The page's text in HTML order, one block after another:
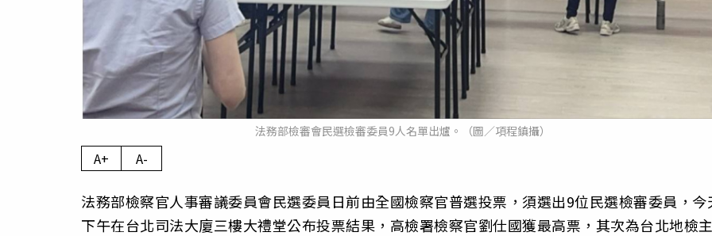
法務部檢審會民選檢審委員9人名單出爐。（圖／項程鎮攝）
A+ A-
法務部檢察官人事審議委員會民選委員日前由全國檢察官普選投票，須選出9位民選檢審委員，今
下午在台北司法大廈三樓大禮堂公布投票結果，高檢署檢察官劉仕國獲最高票，其次為台北地檢主